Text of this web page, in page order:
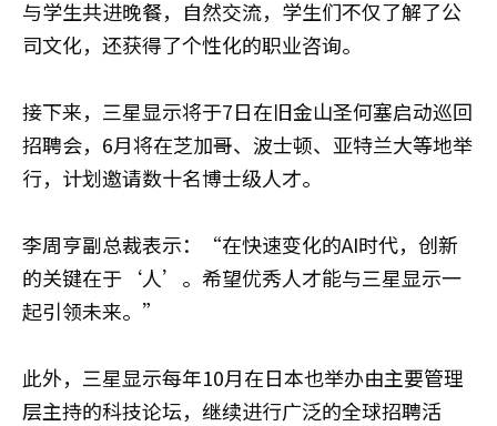
与学生共进晚餐，自然交流，学生们不仅了解了公
司文化，还获得了个性化的职业咨询。
接下来，三星显示将于7日在旧金山圣何塞启动巡回
招聘会，6月将在芝加哥、波士顿、亚特兰大等地举
行，计划邀请数十名博士级人才。
李周亨副总裁表示：“在快速变化的AI时代，创新
的关键在于‘人’。希望优秀人才能与三星显示一
起引领未来。”
此外，三星显示每年10月在日本也举办由主要管理
层主持的科技论坛，继续进行广泛的全球招聘活